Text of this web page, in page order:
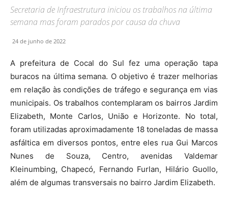
Secretaria de Infraestrutura iniciou os trabalhos na última
semana mas foram parados por causa da chuva
24 de junho de 2022
A prefeitura de Cocal do Sul fez uma operação tapa
buracos na última semana. O objetivo é trazer melhorias
em relação às condições de tráfego e segurança em vias
municipais. Os trabalhos contemplaram os bairros Jardim
Elizabeth, Monte Carlos, União e Horizonte. No total,
foram utilizadas aproximadamente 18 toneladas de massa
asfáltica em diversos pontos, entre eles rua Gui Marcos
Nunes de Souza, Centro, avenidas Valdemar
Kleinumbing, Chapecó, Fernando Furlan, Hilário Guollo,
além de algumas transversais no bairro Jardim Elizabeth.